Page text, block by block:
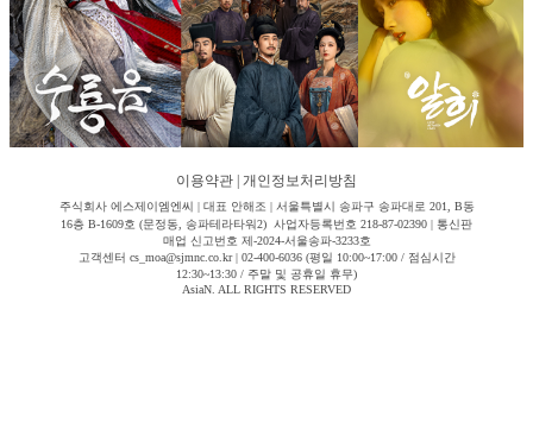
이용약관 개인정보처리방침
주식회사 에스제이엠엔씨 | 대표 안해조 | 서울특별시 송파구 송파대로 201, B동
16층 B-1609호 (문정동, 송파테라타워2) 사업자등록번호 218-87-02390 | 통신판
매업 신고번호 제-2024-서울송파-3233호
고객센터 cs_moa@sjmnc.co.kr | 02-400-6036 (평일 10:00~17:00 / 점심시간
12:30~13:30 / 주말 및 공휴일 휴무)
AsiaN. ALL RIGHTS RESERVED